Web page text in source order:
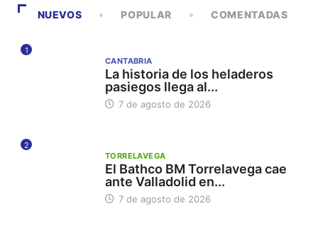
NUEVOS POPULAR COMENTADAS
1
CANTABRIA
La historia de los heladeros
pasiegos llega al...
7 de agosto de 2026
2
TORRELAVEGA
El Bathco BM Torrelavega cae
ante Valladolid en...
7 de agosto de 2026